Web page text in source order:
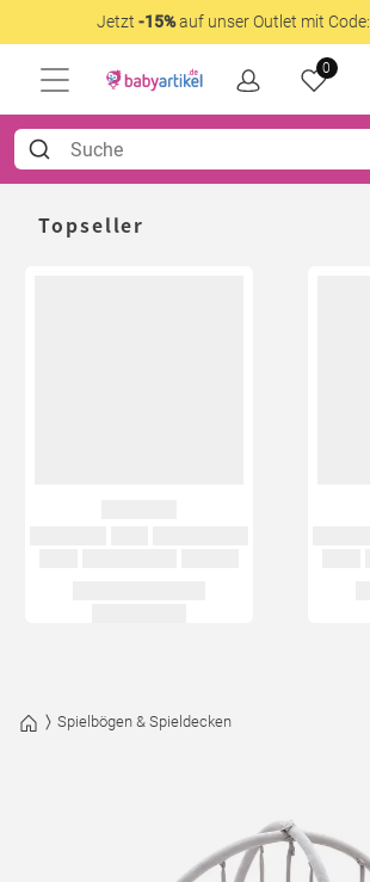
Jetzt -15%auf unser Outlet mit Code:
0
Topseller
Spielbögen & Spieldecken